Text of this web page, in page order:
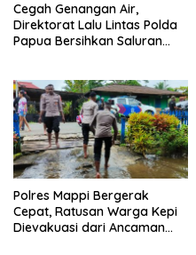
Cegah Genangan Air,
Direktorat Lalu Lintas Polda
Papua Bersihkan Saluran
Polres Mappi Bergerak
Cepat, Ratusan Warga Kepi
Dievakuasi dari Ancaman